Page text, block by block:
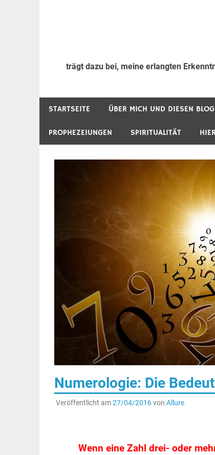
trägt dazu bei, meine erlangten
STARTSEITE ÜBER MICH UND DIESEN BLOG
PROPHEZEIUNGEN SPIRITUALITÄT
Numerologie: Die
Veröffentlicht am27/04/2016von Allure
Wenn eine Zahl drei- oder